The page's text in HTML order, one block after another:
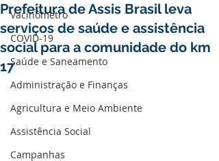
Vacinômetro
COVID-19
Saúde e Saneamento
Administração e Finanças
Agricultura e Meio Ambiente
Assistência Social
Campanhas
Prefeitura de Assis Brasil leva
serviços de saúde e assistência
social para a comunidade do km
17